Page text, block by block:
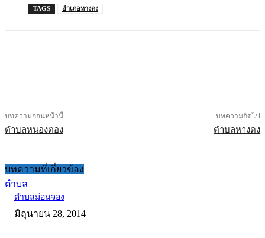
TAGS อำเภอหางดง
บทความก่อนหน้านี้
ตำบลหนองตอง
บทความถัดไป
ตำบลหางดง
บทความที่เกี่ยวข้อง
ตำบล
ตำบลม่อนจอง
มิถุนายน 28, 2014